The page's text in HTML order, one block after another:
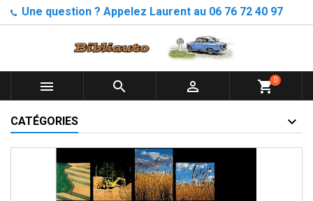
Une question ? Appelez Laurent au 06 76 72 40 97
   shopping_cart0
CATÉGORIES